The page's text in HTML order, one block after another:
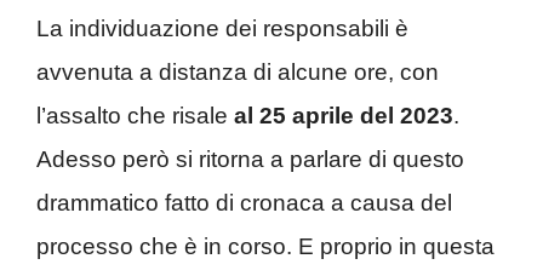
La individuazione dei responsabili è
avvenuta a distanza di alcune ore, con
l’assalto che risale al 25 aprile del 2023.
Adesso però si ritorna a parlare di questo
drammatico fatto di cronaca a causa del
processo che è in corso. E proprio in questa